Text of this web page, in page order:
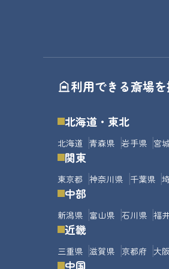
利用できる斎場
北海道・東北
北海道 青森県 岩手県 宮
関東
東京都 神奈川県 千葉県
中部
新潟県 富山県 石川県 福
近畿
三重県 滋賀県 京都府 大
中国